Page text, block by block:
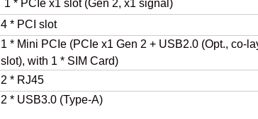
1 * PCIe x1 slot (Gen 2, x1 signal)
4 * PCI slot
1 * Mini PCIe (PCIe x1 Gen 2 + USB2.0 (Opt., co-
slot), with 1 * SIM Card)
2 * RJ45
2 * USB3.0 (Type-A)